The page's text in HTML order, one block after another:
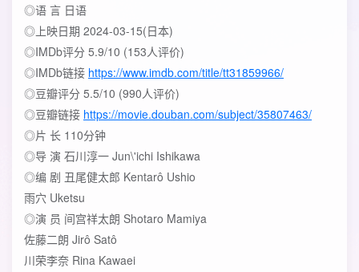
◎语 言 日语
◎上映日期 2024-03-15(日本)
◎IMDb评分 5.9/10 (153人评价)
◎IMDb链接 https://www.imdb.com/title/tt31859966/
◎豆瓣评分 5.5/10 (990人评价)
◎豆瓣链接 https://movie.douban.com/subject/35807463/
◎片 长 110分钟
◎导 演 石川淳一 Jun\'ichi Ishikawa
◎编 剧 丑尾健太郎 Kentarô Ushio
雨穴 Uketsu
◎演 员 间宫祥太朗 Shotaro Mamiya
佐藤二朗 Jirô Satô
川荣李奈 Rina Kawaei